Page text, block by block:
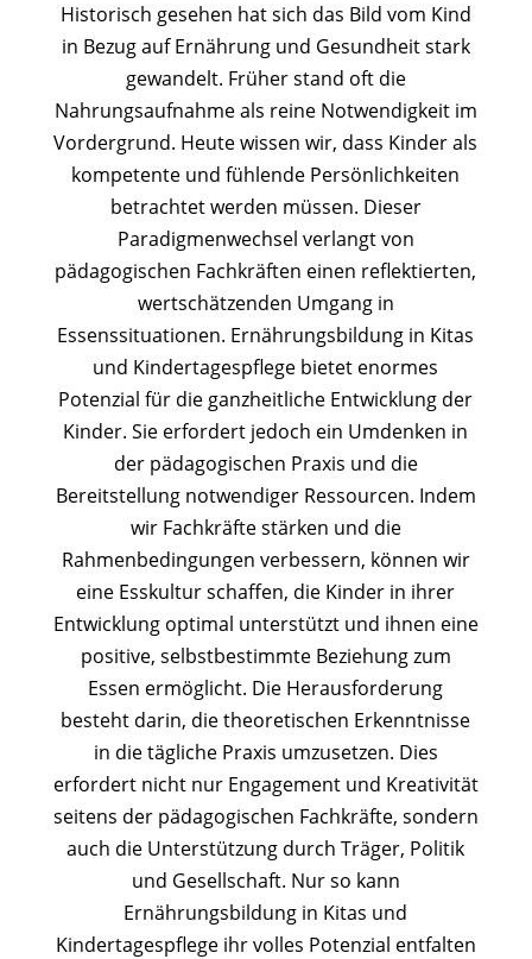
Historisch gesehen hat sich das Bild vom Kind
in Bezug auf Ernährung und Gesundheit stark
gewandelt. Früher stand oft die
Nahrungsaufnahme als reine Notwendigkeit im
Vordergrund. Heute wissen wir, dass Kinder als
kompetente und fühlende Persönlichkeiten
betrachtet werden müssen. Dieser
Paradigmenwechsel verlangt von
pädagogischen Fachkräften einen reflektierten,
wertschätzenden Umgang in
Essenssituationen. Ernährungsbildung in Kitas
und Kindertagespflege bietet enormes
Potenzial für die ganzheitliche Entwicklung der
Kinder. Sie erfordert jedoch ein Umdenken in
der pädagogischen Praxis und die
Bereitstellung notwendiger Ressourcen. Indem
wir Fachkräfte stärken und die
Rahmenbedingungen verbessern, können wir
eine Esskultur schaffen, die Kinder in ihrer
Entwicklung optimal unterstützt und ihnen eine
positive, selbstbestimmte Beziehung zum
Essen ermöglicht. Die Herausforderung
besteht darin, die theoretischen Erkenntnisse
in die tägliche Praxis umzusetzen. Dies
erfordert nicht nur Engagement und Kreativität
seitens der pädagogischen Fachkräfte, sondern
auch die Unterstützung durch Träger, Politik
und Gesellschaft. Nur so kann
Ernährungsbildung in Kitas und
Kindertagespflege ihr volles Potenzial entfalten